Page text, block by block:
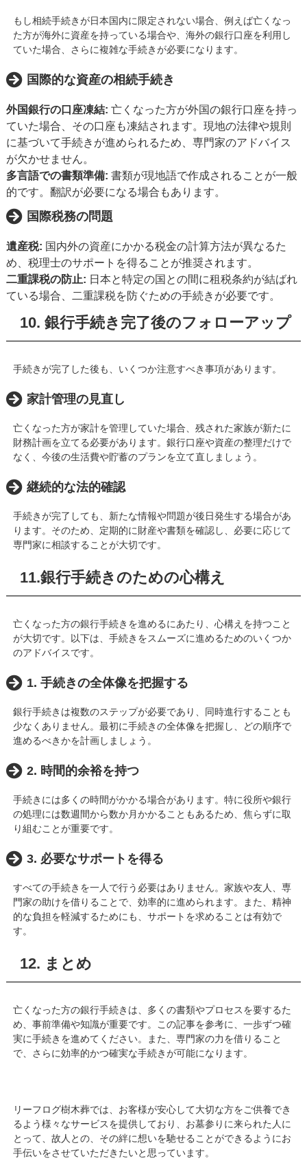
もし相続手続きが日本国内に限定されない場合、例えば亡くなっ
た方が海外に資産を持っている場合や、海外の銀行口座を利用し
ていた場合、さらに複雑な手続きが必要になります。
国際的な資産の相続手続き
外国銀行の口座凍結: 亡くなった方が外国の銀行口座を持っ
ていた場合、その口座も凍結されます。現地の法律や規則
に基づいて手続きが進められるため、専門家のアドバイス
が欠かせません。
多言語での書類準備: 書類が現地語で作成されることが一般
的です。翻訳が必要になる場合もあります。
国際税務の問題
遺産税: 国内外の資産にかかる税金の計算方法が異なるた
め、税理士のサポートを得ることが推奨されます。
二重課税の防止: 日本と特定の国との間に租税条約が結ばれ
ている場合、二重課税を防ぐための手続きが必要です。
10. 銀行手続き完了後のフォローアップ
手続きが完了した後も、いくつか注意すべき事項があります。
家計管理の見直し
亡くなった方が家計を管理していた場合、残された家族が新たに
財務計画を立てる必要があります。銀行口座や資産の整理だけで
なく、今後の生活費や貯蓄のプランを立て直しましょう。
継続的な法的確認
手続きが完了しても、新たな情報や問題が後日発生する場合があ
ります。そのため、定期的に財産や書類を確認し、必要に応じて
専門家に相談することが大切です。
11.銀行手続きのための心構え
亡くなった方の銀行手続きを進めるにあたり、心構えを持つこと
が大切です。以下は、手続きをスムーズに進めるためのいくつか
のアドバイスです。
1. 手続きの全体像を把握する
銀行手続きは複数のステップが必要であり、同時進行することも
少なくありません。最初に手続きの全体像を把握し、どの順序で
進めるべきかを計画しましょう。
2. 時間的余裕を持つ
手続きには多くの時間がかかる場合があります。特に役所や銀行
の処理には数週間から数か月かかることもあるため、焦らずに取
り組むことが重要です。
3. 必要なサポートを得る
すべての手続きを一人で行う必要はありません。家族や友人、専
門家の助けを借りることで、効率的に進められます。また、精神
的な負担を軽減するためにも、サポートを求めることは有効で
す。
12. まとめ
亡くなった方の銀行手続きは、多くの書類やプロセスを要するた
め、事前準備や知識が重要です。この記事を参考に、一歩ずつ確
実に手続きを進めてください。また、専門家の力を借りること
で、さらに効率的かつ確実な手続きが可能になります。
リーフログ樹木葬では、お客様が安心して大切な方をご供養でき
るよう様々なサービスを提供しており、お墓参りに来られた人に
とって、故人との、その絆に想いを馳せることができるようにお
手伝いをさせていただきたいと思っています。